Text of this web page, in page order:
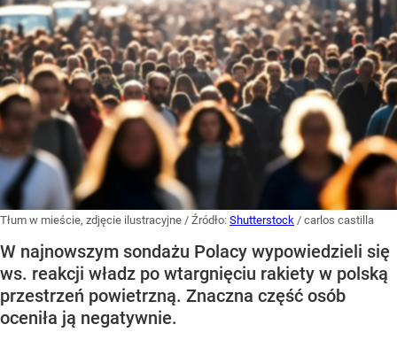
Tłum w mieście, zdjęcie ilustracyjne / Źródło: Shutterstock / carlos castilla
W najnowszym sondażu Polacy wypowiedzieli się
ws. reakcji władz po wtargnięciu rakiety w polską
przestrzeń powietrzną. Znaczna część osób
oceniła ją negatywnie.